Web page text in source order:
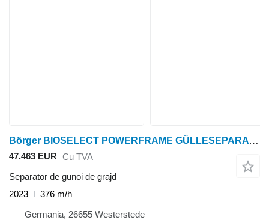
Börger BIOSELECT POWERFRAME GÜLLESEPARATOR
47.463 EUR Cu TVA
Separator de gunoi de grajd
2023
376 m/h
Germania, 26655 Westerstede